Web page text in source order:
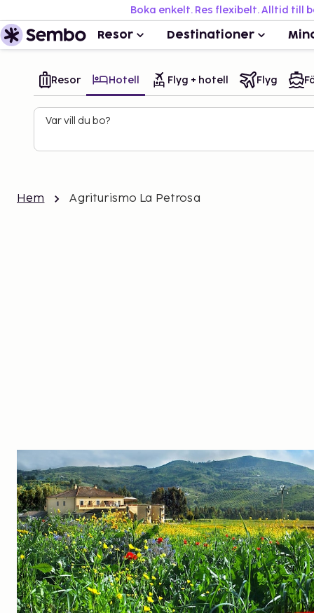
Boka enkelt. Res flexibelt. Alltid till
Resor Destinationer
Resor Hotell Flyg + hotell Flyg
Var vill du bo?
Hem Agriturismo La Petrosa